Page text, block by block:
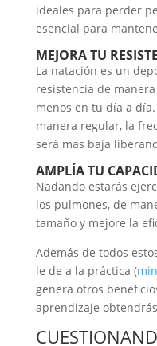
ideales para perder
esencial para
MEJORA TU
La natación es un
resistencia de
menos en tu día a
manera regular, la
será mas baja
AMPLÍA TU
Nadando estarás
los pulmones, de
tamaño y mejore la
Además de todos
le de a la práctica (
genera otros
aprendizaje